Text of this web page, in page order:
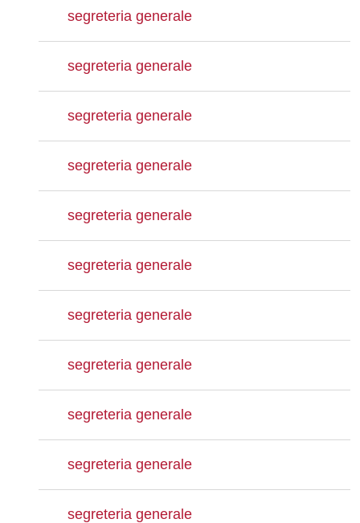
segreteria generale
segreteria generale
segreteria generale
segreteria generale
segreteria generale
segreteria generale
segreteria generale
segreteria generale
segreteria generale
segreteria generale
segreteria generale